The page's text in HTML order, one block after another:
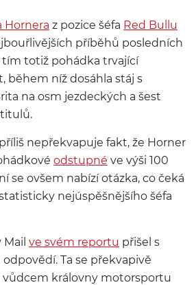
Hornera z pozice šéfa Red Bullu
příběhů posledních
tím totiž pohádka trvající
během níž dosáhla stáj s
na osm jezdeckých a šest
nepřekvapuje fakt, že Horner
odstupné ve výši 100
se ovšem nabízí otázka, co čeká
nejúspěšnějšího šéfa
ve svém reportu přišel s
Ta se překvapivě
vůdcem královny motorsportu